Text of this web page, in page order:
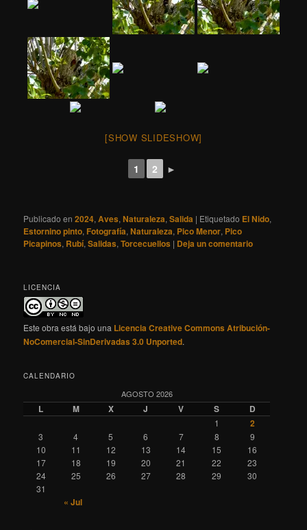
[SHOW SLIDESHOW]
1 2 ►
Publicado en 2024,Aves,Naturaleza,Salida | Etiquetado El Nido,
Estornino pinto, Fotografía,Naturaleza, Pico Menor, Pico
Picapinos, Rubí,Salidas,Torcecuellos | Deja un comentario
LICENCIA
Este obra está bajo una Licencia Creative Commons Atribución-
NoComercial-SinDerivadas 3.0 Unported.
CALENDARIO
AGOSTO 2026
L M X J V S D
1 2
3 4 5 6 7 8
9
10
11 12 13 14 15
16
17
18 19 20 21 22
23
24
25 26 27 28 29
30
31
« Jul